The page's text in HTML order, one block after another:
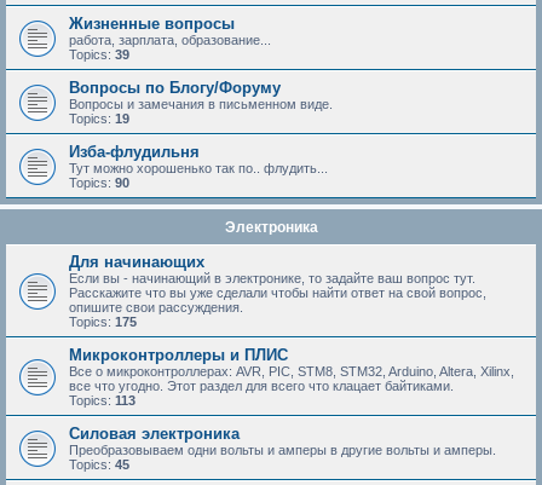
Жизненные вопросы
работа, зарплата, образование...
Topics: 39
Вопросы по Блогу/Форуму
Вопросы и замечания в письменном виде.
Topics: 19
Изба-флудильня
Тут можно хорошенько так по.. флудить...
Topics: 90
Электроника
Для начинающих
Если вы - начинающий в электронике, то задайте ваш вопрос тут.
Расскажите что вы уже сделали чтобы найти ответ на свой вопрос,
опишите свои рассуждения.
Topics: 175
Микроконтроллеры и ПЛИС
Все о микроконтроллерах: AVR, PIC, STM8, STM32, Arduino, Altera, Xilinx,
все что угодно. Этот раздел для всего что клацает байтиками.
Topics: 113
Силовая электроника
Преобразовываем одни вольты и амперы в другие вольты и амперы.
Topics: 45